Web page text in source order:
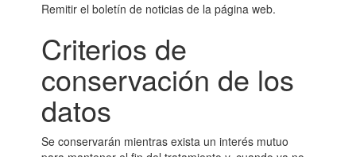
Remitir el boletín de noticias de la página web.
Criterios de
conservación de los
datos
Se conservarán mientras exista un interés mutuo